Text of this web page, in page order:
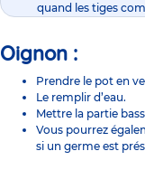
quand les tiges
Oignon :
Prendre le pot en
Le remplir d’eau.
Mettre la partie
Vous pourrez
si un germe est